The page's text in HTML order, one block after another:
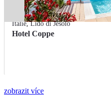
Itálie,Lido di Jesolo
Hotel Coppe
zobrazit více